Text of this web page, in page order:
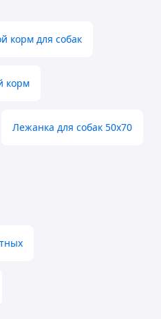
корм для собак
корм
Лежанка для собак 50х70